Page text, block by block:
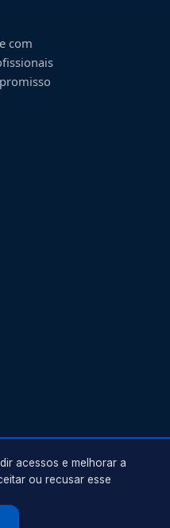
com
acessos e melhorar a
ou recusar esse